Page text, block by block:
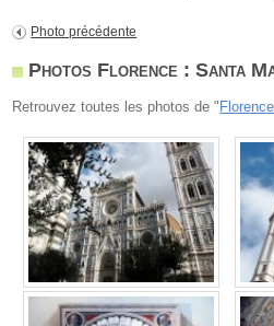
Photo précédente
Photos Florence : Santa
Retrouvez toutes les photos de "